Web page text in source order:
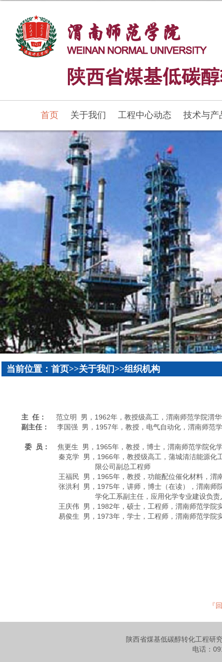
首页 关于我们 工程中心动态 技术与产
当前位置：首页>>关于我们>>组织机构
主 任：范立明 男，1962年，教授级高工，渭南师范学院渭
副主任： 李国强 男，1957年，教授，电气自动化，渭南师范
委 员： 焦更生 男，1965年，教授，博士，渭南师范学院化
秦克学 男，1966年，教授级高工，蒲城清洁能源化
限公司副总工程师
王福民 男，1965年，教授，功能配位催化材料，渭
张洪利 男，1975年，讲师，博士（在读），渭南师
学化工系副主任，应用化学专业建设负责
王庆伟 男，1982年，硕士，工程师，渭南师范学院
易俊生 男，1973年，学士，工程师，渭南师范学院
『
陕西省煤基低碳醇转化工程
电话：